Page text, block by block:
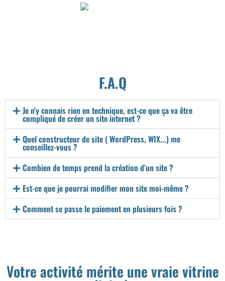
F.A.Q
Je n'y connais rien en technique, est-ce que ça va être
compliqué de créer un site internet ?
Quel constructeur de site ( WordPress, WIX...) me
conseillez-vous ?
Combien de temps prend la création d'un site ?
Est-ce que je pourrai modifier mon site moi-même ?
Comment se passe le paiement en plusieurs fois ?
Votre activité mérite une vraie vitrine